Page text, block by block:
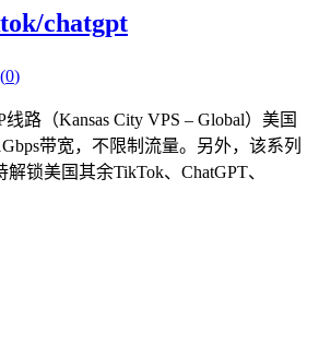
chatgpt
0)
路（Kansas City VPS – Global）美国
带宽，不限制流量。另外，该系列
锁美国其余TikTok、ChatGPT、